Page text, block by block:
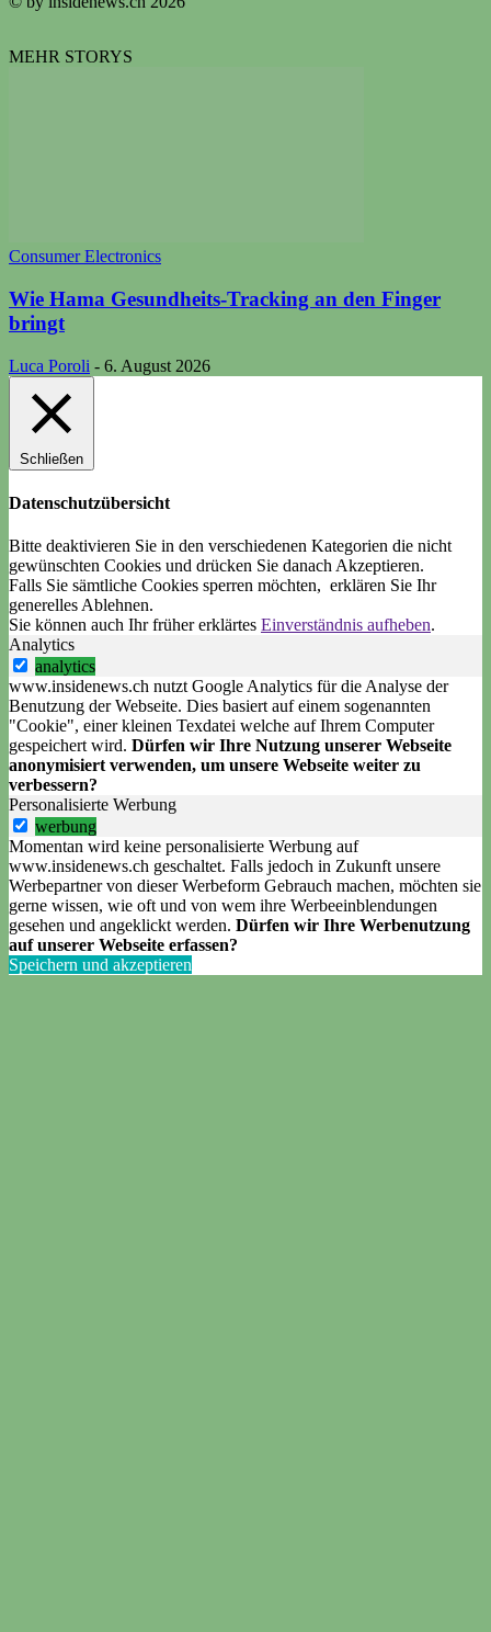
MEHR STORYS
Consumer Electronics
Wie Hama Gesundheits-Tracking an den Finger
bringt
Luca Poroli - 6. August 2026
Schließen
Datenschutzübersicht
Bitte deaktivieren Sie in den verschiedenen Kategorien die nicht
gewünschten Cookies und drücken Sie danach Akzeptieren.
Falls Sie sämtliche Cookies sperren möchten, erklären Sie Ihr
generelles Ablehnen.
Sie können auch Ihr früher erklärtes Einverständnis aufheben.
Analytics
analytics
www.insidenews.ch nutzt Google Analytics für die Analyse der
Benutzung der Webseite. Dies basiert auf einem sogenannten
"Cookie", einer kleinen Texdatei welche auf Ihrem Computer
gespeichert wird. Dürfen wir Ihre Nutzung unserer Webseite
anonymisiert verwenden, um unsere Webseite weiter zu
verbessern?
Personalisierte Werbung
werbung
Momentan wird keine personalisierte Werbung auf
www.insidenews.ch geschaltet. Falls jedoch in Zukunft unsere
Werbepartner von dieser Werbeform Gebrauch machen, möchten sie
gerne wissen, wie oft und von wem ihre Werbeeinblendungen
gesehen und angeklickt werden. Dürfen wir Ihre Werbenutzung
auf unserer Webseite erfassen?
Speichern und akzeptieren